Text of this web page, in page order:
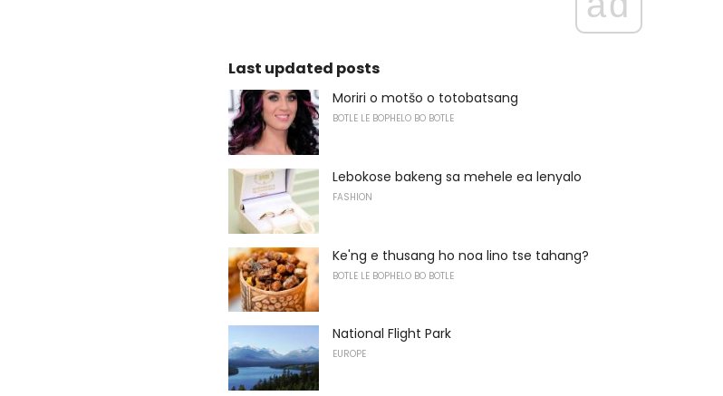
Last updated posts
Moriri o motšo o totobatsang
BOTLE LE BOPHELO BO BOTLE
Lebokose bakeng sa mehele ea lenyalo
FASHION
Ke'ng e thusang ho noa lino tse tahang?
BOTLE LE BOPHELO BO BOTLE
National Flight Park
EUROPE